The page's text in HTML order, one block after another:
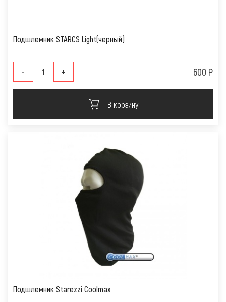
Подшлемник STARCS Light(черный)
- + 600 Р
В корзину
Подшлемник Starezzi Coolmax